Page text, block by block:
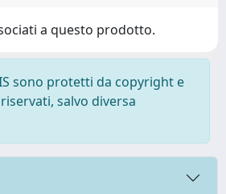
a questo prodotto.
sono protetti da copyright e
salvo diversa